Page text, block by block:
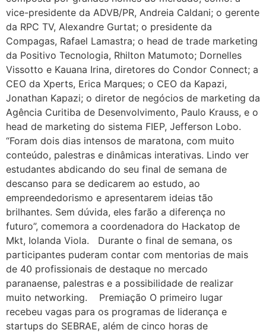
vice-presidente da ADVB/PR, Andreia Caldani; o gerente
da RPC TV, Alexandre Gurtat; o presidente da
Compagas, Rafael Lamastra; o head de trade marketing
da Positivo Tecnologia, Rhilton Matumoto; Dornelles
Vissotto e Kauana Irina, diretores do Condor Connect; a
CEO da Xperts, Erica Marques; o CEO da Kapazi,
Jonathan Kapazi; o diretor de negócios de marketing da
Agência Curitiba de Desenvolvimento, Paulo Krauss, e o
head de marketing do sistema FIEP, Jefferson Lobo.
“Foram dois dias intensos de maratona, com muito
conteúdo, palestras e dinâmicas interativas. Lindo ver
estudantes abdicando do seu final de semana de
descanso para se dedicarem ao estudo, ao
empreendedorismo e apresentarem ideias tão
brilhantes. Sem dúvida, eles farão a diferença no
futuro”, comemora a coordenadora do Hackatop de
Mkt, Iolanda Viola. Durante o final de semana, os
participantes puderam contar com mentorias de mais
de 40 profissionais de destaque no mercado
paranaense, palestras e a possibilidade de realizar
muito networking. Premiação O primeiro lugar
recebeu vagas para os programas de liderança e
startups do SEBRAE, além de cinco horas de